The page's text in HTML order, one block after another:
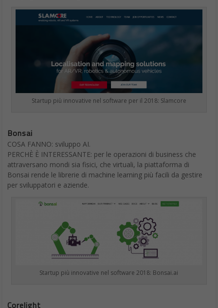
Startup più innovative nel software per il 2018: Slamcore
Bonsai
COSA FANNO: sviluppo AI.
PERCHÈ È INTERESSANTE: per le operazioni di business che
attraversano mondi sia fisici, che virtuali, la piattaforma di
Bonsai rende le librerie di machine learning più facili da gestire
per sviluppatori e aziende.
Startup più innovative nel software 2018: Bonsai.ai
Corelight